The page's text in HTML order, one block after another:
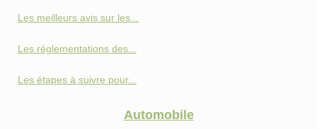
Les meilleurs avis sur les...
Les réglementations des...
Les étapes à suivre pour...
Automobile